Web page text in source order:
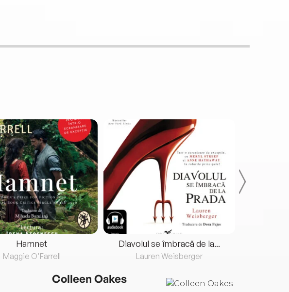
Hamnet
Maggie O'Farrell
Diavolul se îmbracă de la...
Lauren Weisberger
Colleen Oakes